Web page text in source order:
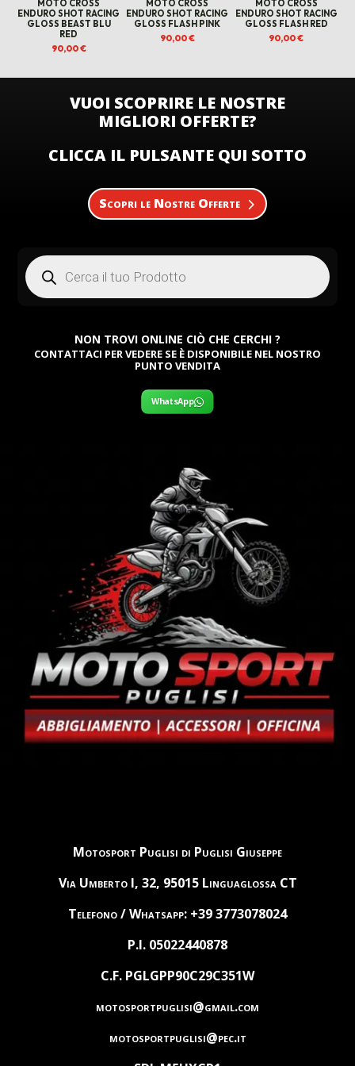
MOTO CROSS
ENDURO SHOT RACING
GLOSS BEAST BLU
RED
90,00€
MOTO CROSS
ENDURO SHOT RACING
GLOSS FLASH PINK
90,00€
MOTO CROSS
ENDURO SHOT RACING
GLOSS FLASH RED
90,00€
VUOI SCOPRIRE LE NOSTRE
MIGLIORI OFFERTE?
CLICCA IL PULSANTE QUI SOTTO
Scopri le Nostre Offerte
Products
search
NON TROVI ONLINE CIÒ CHE CERCHI ?
CONTATTACI PER VEDERE SE È DISPONIBILE NEL NOSTRO
PUNTO VENDITA
WhatsApp
Motosport Puglisi di Puglisi Giuseppe
Via Umberto I, 32, 95015 Linguaglossa CT
Telefono / Whatsapp: +39 3773078024
P.I. 05022440878
C.F. PGLGPP90C29C351W
motosportpuglisi@gmail.com
motosportpuglisi@pec.it